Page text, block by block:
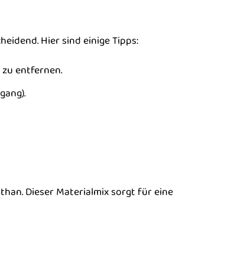
Hier sind einige Tipps:
entfernen.
Dieser Materialmix sorgt für eine